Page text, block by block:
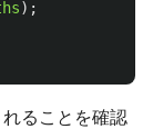
);
ることを確認